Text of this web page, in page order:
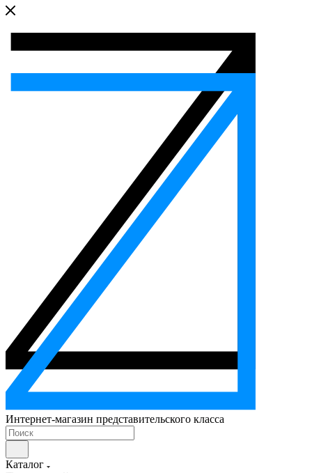
Интернет-магазин представительского класса
Каталог